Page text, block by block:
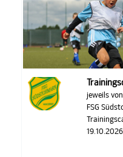
jeweils
FSG